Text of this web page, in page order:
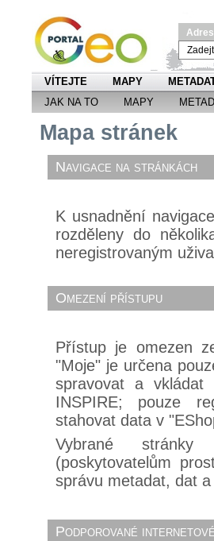
VÍTEJTE MAPY
JAK NA TO
MAPY
Mapa stránek
Navigace na stránkách
K usnadnění
rozděleny do
neregistrovaným
Omezení přístupu
Přístup je omezen
"Moje" je určena
spravovat a vkládat
INSPIRE; pouze
stahovat data v
Vybrané
(poskytovatelům
správu metadat, dat a
Podporované